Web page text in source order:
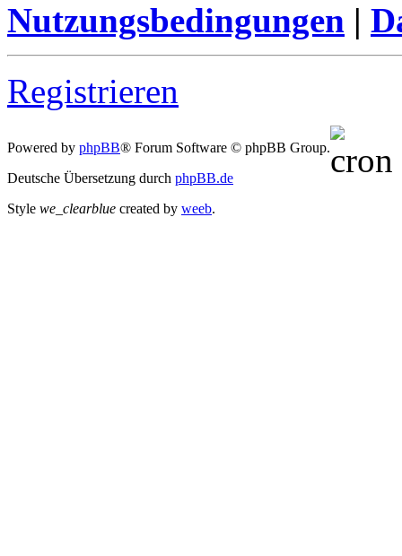
Nutzungsbedingungen |
Registrieren
Powered by phpBB® Forum Software © phpBB Group.
Deutsche Übersetzung durch phpBB.de
Style we_clearblue created by weeb.